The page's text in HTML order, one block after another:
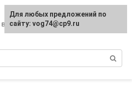
виды, рецепты,
Для любых предложений по
сайту: vog74@cp9.ru